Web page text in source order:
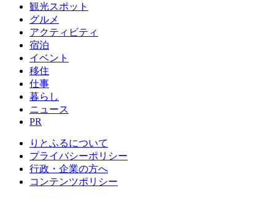
観光スポット
グルメ
アクティビティ
宿泊
イベント
移住
仕事
暮らし
ニュース
PR
りとふるについて
プライバシーポリシー
行政・企業の方へ
コンテンツポリシー